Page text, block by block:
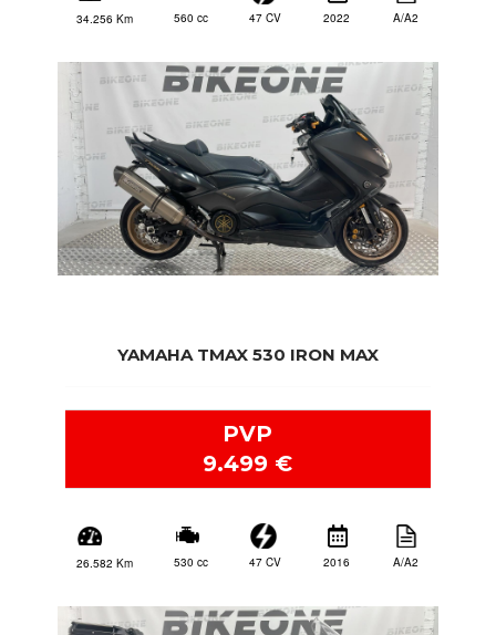
34.256 Km 560 cc 47 CV 2022 A/A2
YAMAHA TMAX 530 IRON MAX
PVP
9.499 €
26.582 Km 530 cc 47 CV 2016 A/A2